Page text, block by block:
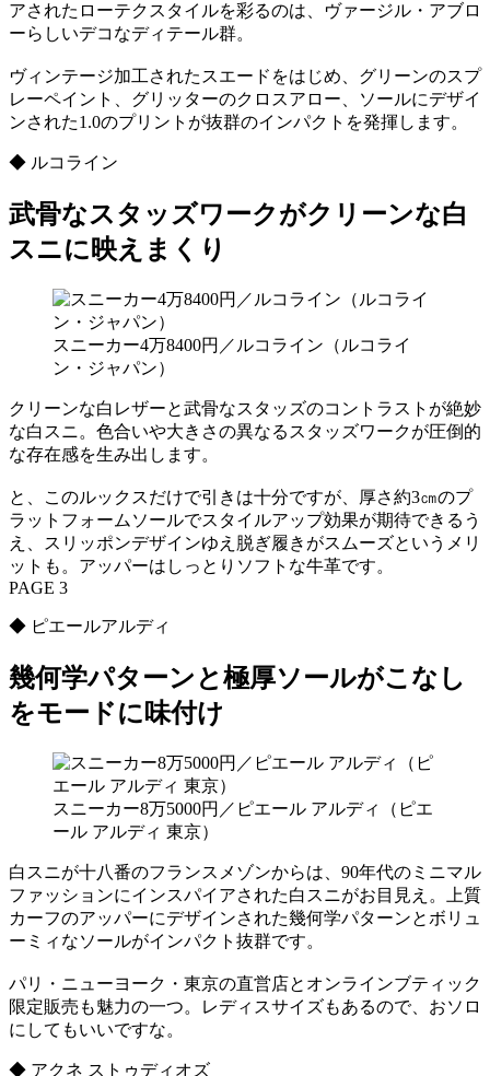
アされたローテクスタイルを彩るのは、ヴァージル・アブロ
ーらしいデコなディテール群。
ヴィンテージ加工されたスエードをはじめ、グリーンのスプ
レーペイント、グリッターのクロスアロー、ソールにデザイ
ンされた1.0のプリントが抜群のインパクトを発揮します。
◆ ルコライン
武骨なスタッズワークがクリーンな白
スニに映えまくり
スニーカー4万8400円／ルコライン（ルコライ
ン・ジャパン）
クリーンな白レザーと武骨なスタッズのコントラストが絶妙
な白スニ。色合いや大きさの異なるスタッズワークが圧倒的
な存在感を生み出します。
と、このルックスだけで引きは十分ですが、厚さ約3㎝のプ
ラットフォームソールでスタイルアップ効果が期待できるう
え、スリッポンデザインゆえ脱ぎ履きがスムーズというメリ
ットも。アッパーはしっとりソフトな牛革です。
PAGE 3
◆ ピエールアルディ
幾何学パターンと極厚ソールがこなし
をモードに味付け
スニーカー8万5000円／ピエール アルディ（ピエ
ール アルディ 東京）
白スニが十八番のフランスメゾンからは、90年代のミニマル
ファッションにインスパイアされた白スニがお目見え。上質
カーフのアッパーにデザインされた幾何学パターンとボリュ
ーミィなソールがインパクト抜群です。
パリ・ニューヨーク・東京の直営店とオンラインブティック
限定販売も魅力の一つ。レディスサイズもあるので、おソロ
にしてもいいですな。
◆ アクネ ストゥディオズ